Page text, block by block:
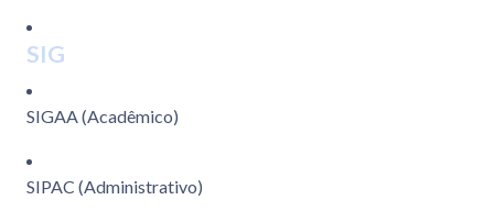
SIG
SIGAA (Acadêmico)
SIPAC (Administrativo)